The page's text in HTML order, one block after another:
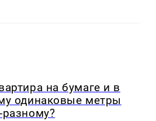
на бумаге и в
одинаковые метры